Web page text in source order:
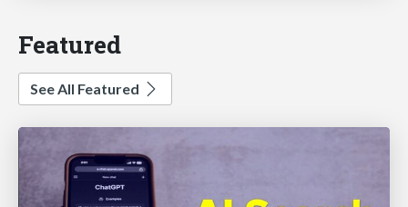
Featured
See All Featured